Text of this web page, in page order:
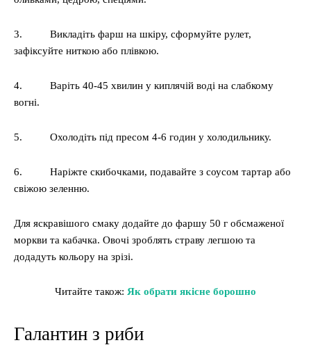
3. Викладіть фарш на шкіру, сформуйте рулет,
зафіксуйте ниткою або плівкою.
4. Варіть 40-45 хвилин у киплячій воді на слабкому
вогні.
5. Охолодіть під пресом 4-6 годин у холодильнику.
6. Наріжте скибочками, подавайте з соусом тартар або
свіжою зеленню.
Для яскравішого смаку додайте до фаршу 50 г обсмаженої
моркви та кабачка. Овочі зроблять страву легшою та
додадуть кольору на зрізі.
Читайте також: Як обрати якісне борошно
Галантин з риби